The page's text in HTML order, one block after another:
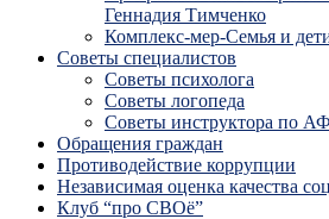
Геннадия Тимченко
Комплекс-мер-Семья и
Советы специалистов
Советы психолога
Советы логопеда
Советы инструктора по
Обращения граждан
Противодействие коррупции
Независимая оценка качества
Клуб “про СВОё”